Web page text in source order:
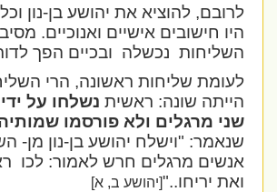
לרובם, להוציא את יהושע בן-נון וכלב
היו חישובים אישיים ואנוכיים. מסיבה
השליחות נכשלה ובכיים הפך
לעומת שליחות ראשונה, הרי
הייתה שונה: ראשיתנשלחו על ידי
שני מרגלים ולא פורסמו
שנאמר: "וישלח יהושע בן-נון מן-
אנשים מרגלים חרש לאמור: לכו
ואת יריחו.."[יהושע ב, א]